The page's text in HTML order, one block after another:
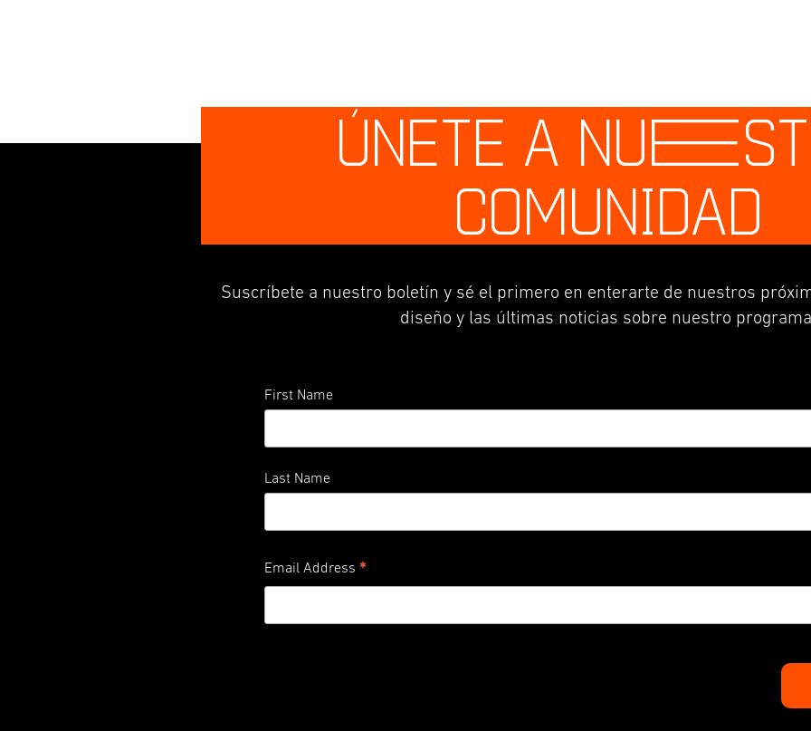
ÚNETE A NUE
COMUNIDAD
Suscríbete a nuestro boletín y sé el primero en enterarte de nuestros
diseño y las últimas noticias sobre nuestro
First Name
Last Name
Email Address *